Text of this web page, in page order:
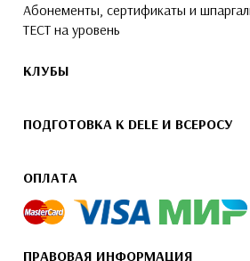
Абонементы, сертификаты и
ТЕСТ на уровень
КЛУБЫ
ПОДГОТОВКА К DELE И ВСЕРОСУ
ОПЛАТА
ПРАВОВАЯ ИНФОРМАЦИЯ